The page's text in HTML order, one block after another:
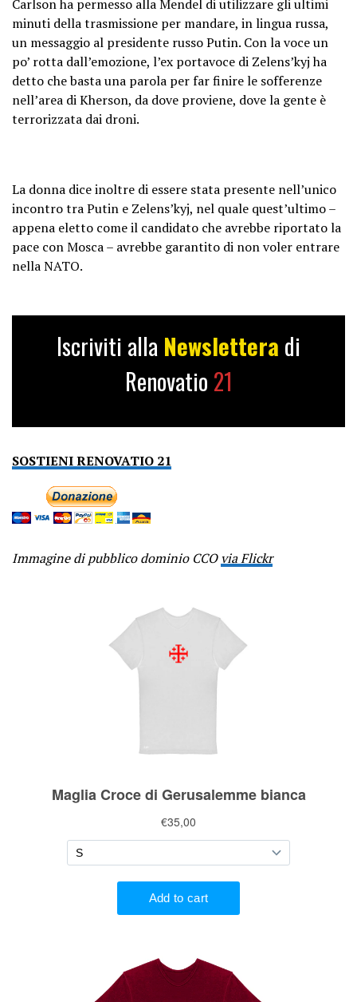
Carlson ha permesso alla Mendel di utilizzare gli ultimi
minuti della trasmissione per mandare, in lingua russa,
un messaggio al presidente russo Putin. Con la voce un
po’ rotta dall’emozione, l’ex portavoce di Zelens’kyj ha
detto che basta una parola per far finire le sofferenze
nell’area di Kherson, da dove proviene, dove la gente è
terrorizzata dai droni.
La donna dice inoltre di essere stata presente nell’unico
incontro tra Putin e Zelens’kyj, nel quale quest’ultimo –
appena eletto come il candidato che avrebbe riportato la
pace con Mosca – avrebbe garantito di non voler entrare
nella NATO.
Iscriviti alla Newslettera di
Renovatio 21
SOSTIENI RENOVATIO 21
Immagine di pubblico dominio CCOvia Flickr